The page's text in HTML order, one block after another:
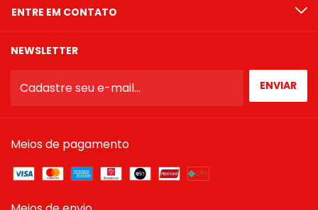
ENTRE EM CONTATO
NEWSLETTER
Meios de pagamento